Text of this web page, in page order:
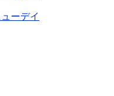
ーデイ